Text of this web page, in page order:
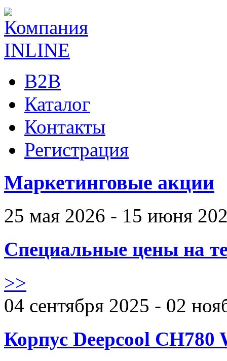
B2B
Каталог
Контакты
Регистрация
Маркетинговые акции
25 мая 2026 - 15 июня
Специальные цены на
>>
04 сентября 2025 - 02
Корпус Deepcool CH780